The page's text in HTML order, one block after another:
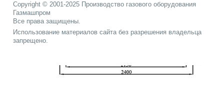
Copyright © 2001-2025 Производство газового оборудования
Газмашпром
Все права защищены.
Использование материалов сайта без разрешения владельца
запрещено.